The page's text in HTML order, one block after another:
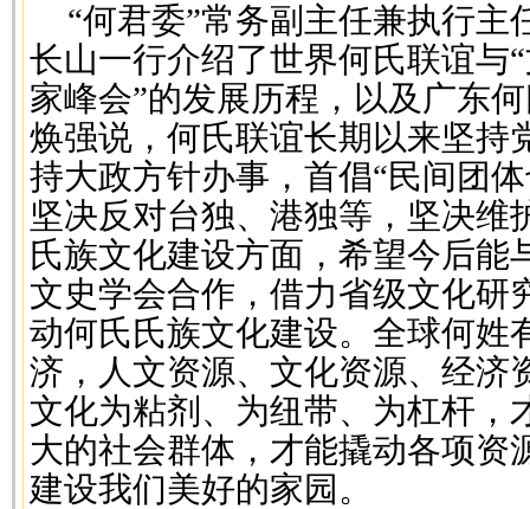
“何君委”常务副主任兼执行主
长山一行介绍了世界何氏联谊与
家峰会”的发展历程，以及广东
焕强说，何氏联谊长期以来坚持
持大政方针办事，首倡“民间团
坚决反对台独、港独等，坚决维
氏族文化建设方面，希望今后能
文史学会合作，借力省级文化研
动何氏氏族文化建设。全球何姓
济，人文资源、文化资源、经济
文化为粘剂、为纽带、为杠杆，
大的社会群体，才能撬动各项资
建设我们美好的家园。